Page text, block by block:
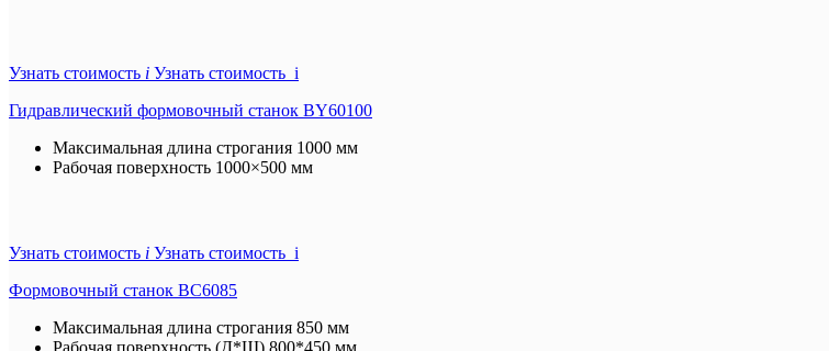
Узнать стоимость i Узнать стоимость i
Гидравлический формовочный станок BY60100
Максимальная длина строгания 1000 мм
Рабочая поверхность 1000×500 мм
Узнать стоимость i Узнать стоимость i
Формовочный станок BC6085
Максимальная длина строгания 850 мм
Рабочая поверхность (Д*Ш) 800*450 мм